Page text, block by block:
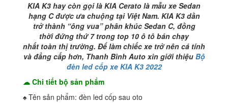
DÀNG
NHÀ
BÈ
KIA K3 hay còn gọi là KIA Cerato là mẫu xe Sedan
hạng C được ưa chuộng tại Việt Nam. KIA K3 dần
trở thành “ông vua” phân khúcSedan C, đồng
thời đứng thứ 7 trong top 10 ô tô bán chạy
nhất toàn thị trường. Để làm chiếc xe trở nên cá tính
và đẳng cấp hơn, Thanh Bình Auto xin giới thiệu Bộ
đèn led cốp xe KIA K3 2022
☁ Chi tiết bộ sản phẩm
♠ Tên sản phẩm: đèn led cốp sau oto